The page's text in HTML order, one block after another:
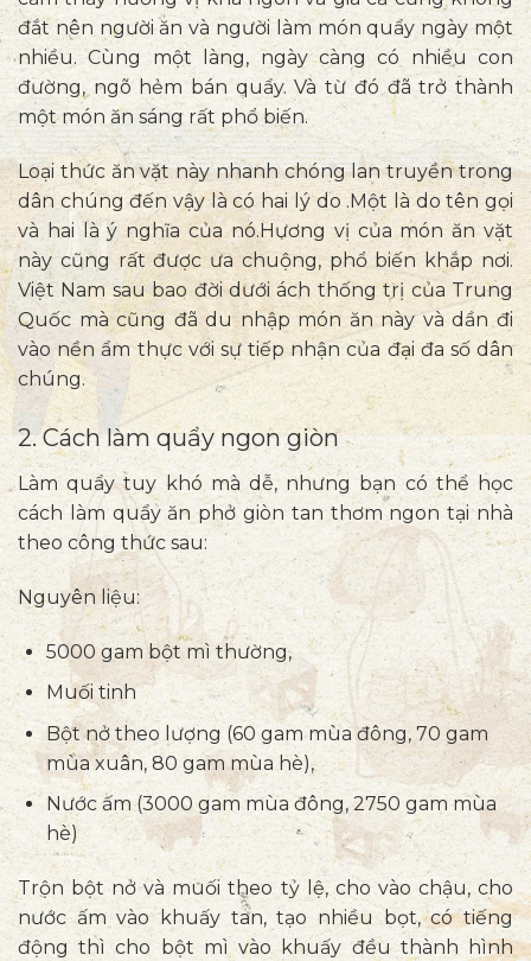
đắt nên người ăn và người làm món quẩy ngày một
nhiều. Cùng một làng, ngày càng có nhiều con
đường, ngõ hẻm bán quẩy. Và từ đó đã trở thành
một món ăn sáng rất phổ biến.
Loại thức ăn vặt này nhanh chóng lan truyền trong
dân chúng đến vậy là có hai lý do .Một là do tên gọi
và hai là ý nghĩa của nó.Hương vị của món ăn vặt
này cũng rất được ưa chuộng, phổ biến khắp nơi.
Việt Nam sau bao đời dưới ách thống trị của Trung
Quốc mà cũng đã du nhập món ăn này và dần đi
vào nền ẩm thực với sự tiếp nhận của đại đa số dân
chúng.
2. Cách làm quẩy ngon giòn
Làm quẩy tuy khó mà dễ, nhưng bạn có thể học
cách làm quẩy ăn phở giòn tan thơm ngon tại nhà
theo công thức sau:
Nguyên liệu:
5000 gam bột mì thường,
Muối tinh
Bột nở theo lượng (60 gam mùa đông, 70 gam
mùa xuân, 80 gam mùa hè),
Nước ấm (3000 gam mùa đông, 2750 gam mùa
hè)
Trộn bột nở và muối theo tỷ lệ, cho vào chậu, cho
nước ấm vào khuấy tan, tạo nhiều bọt, có tiếng
động thì cho bột mì vào khuấy đều thành hình